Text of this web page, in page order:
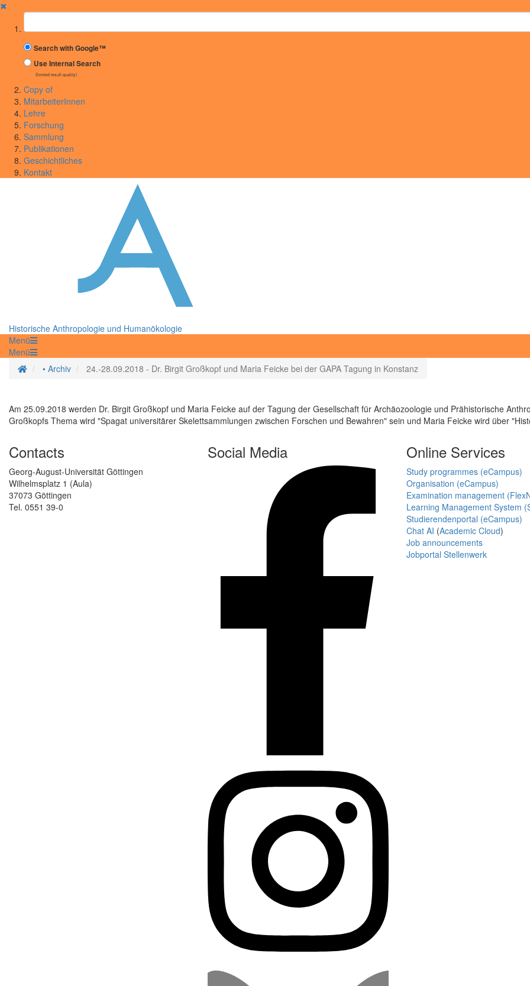
✖
Suchbegriff
Search with Google™
Use Internal Search
(limited result quality)
Copy of
MitarbeiterInnen
Lehre
Forschung
Sammlung
Publikationen
Geschichtliches
Kontakt
Historische Anthropologie und Humanökologie
Menü
Menü
Homepage
• Archiv 24.-28.09.2018 - Dr. Birgit Großkopf und Maria Feicke bei der GAPA Tagung in Konstanz
Am 25.09.2018 werden Dr. Birgit Großkopf und Maria Feicke auf der Tagung der Gesellschaft für Archäozoologie und Prähistorische
Großkopfs Thema wird "Spagat universitärer Skelettsammlungen zwischen Forschen und Bewahren" sein und Maria Feicke wird über
Contacts
Georg-August-Universität Göttingen
Wilhelmsplatz 1 (Aula)
37073 Göttingen
Tel. 0551 39-0
Social Media Online Services
Study programmes (eCampus)
Organisation (eCampus)
Examination management
Learning Management System
Studierendenportal (eCampus)
Chat AI (Academic Cloud)
Job announcements
Jobportal Stellenwerk